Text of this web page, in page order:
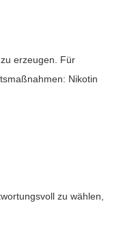
erzeugen. Für
Nikotin
zu wählen,